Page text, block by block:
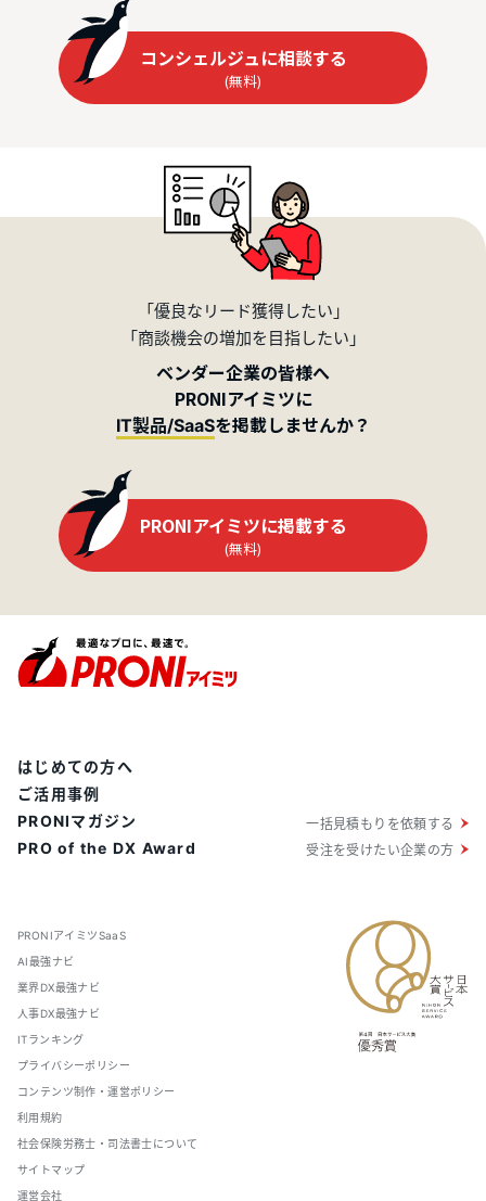
コンシェルジュに相談する
(無料)
「優良なリード獲得したい」
「商談機会の増加を目指したい」
ベンダー企業の皆様へ
PRONIアイミツに
IT製品/SaaSを掲載しませんか？
PRONIアイミツに掲載する
(無料)
PRONIアイミツSaaS
AI最強ナビ
業界DX最強ナビ
人事DX最強ナビ
ITランキング
プライバシーポリシー
コンテンツ制作・運営ポリシー
利用規約
社会保険労務士・司法書士について
サイトマップ
運営会社
はじめての方へ
ご活用事例
PRONIマガジン
PRO of the DX Award
一括見積もりを依頼する
受注を受けたい企業の方